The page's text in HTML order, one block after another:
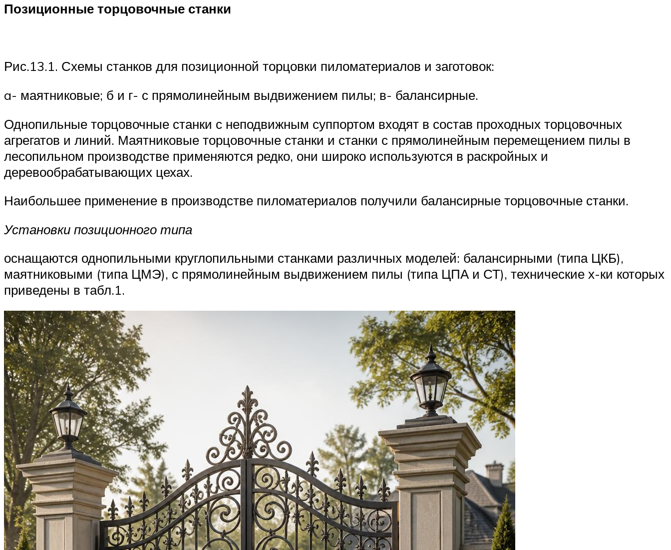
Позиционные торцовочные станки
Рис.13.1. Схемы станков для позиционной торцовки пиломатериалов и заготовок:
a- маятниковые; б и г- с прямолинейным выдвижением пилы; в- балансирные.
Однопильные торцовочные станки с неподвижным суппортом входят в состав проходных торцовочных
агрегатов и линий. Маятниковые торцовочные станки и станки с прямолинейным перемещением пилы в
лесопильном производстве применяются редко, они широко используются в раскройных и
деревообрабатывающих цехах.
Наибольшее применение в производстве пиломатериалов получили балансирные торцовочные станки.
Установки позиционного типа
оснащаются однопильными круглопильными станками различных моделей: балансирными (типа ЦКБ),
маятниковыми (типа ЦМЭ), с прямолинейным выдвижением пилы (типа ЦПА и СТ), технические х-ки которых
приведены в табл.1.